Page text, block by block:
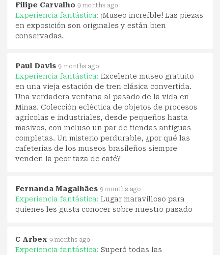
Filipe Carvalho 9 months ago
Experiencia fantástica: ¡Museo increíble! Las piezas
en exposición son originales y están bien
conservadas.
Paul Davis 9 months ago
Experiencia fantástica: Excelente museo gratuito
en una vieja estación de tren clásica convertida.
Una verdadera ventana al pasado de la vida en
Minas. Colección ecléctica de objetos de procesos
agrícolas e industriales, desde pequeños hasta
masivos, con incluso un par de tiendas antiguas
completas. Un misterio perdurable, ¿por qué las
cafeterías de los museos brasileños siempre
venden la peor taza de café?
Fernanda Magalhães 9 months ago
Experiencia fantástica: Lugar maravilloso para
quienes les gusta conocer sobre nuestro pasado
C Arbex 9 months ago
Experiencia fantástica: Superó todas las